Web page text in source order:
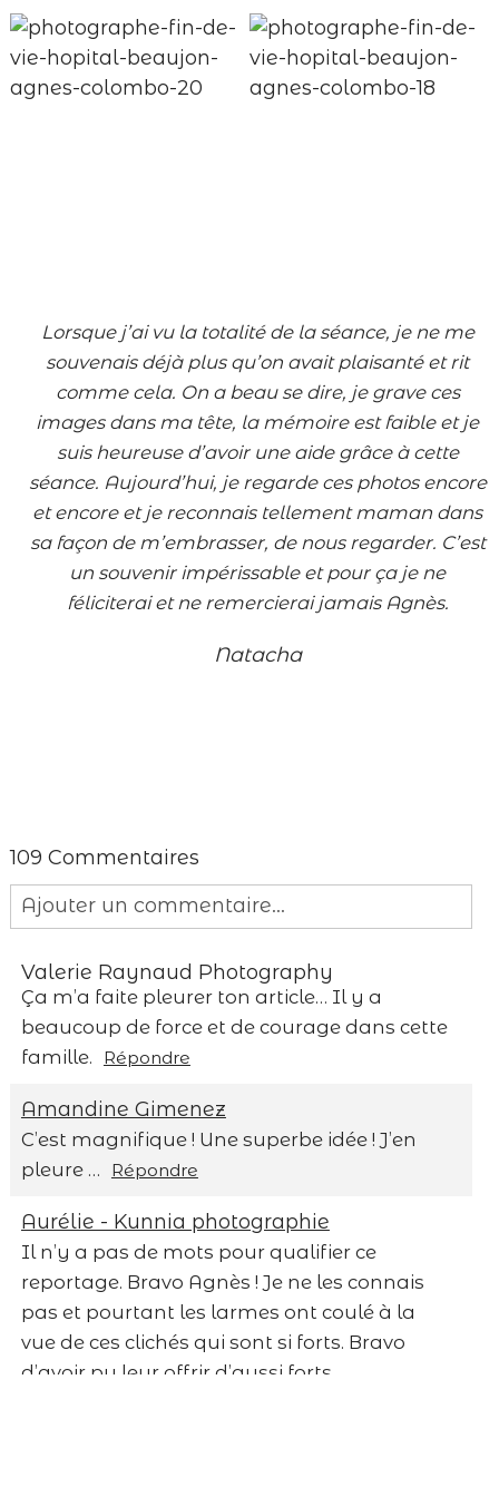
Lorsque j’ai vu la totalité de la séance, je ne me
souvenais déjà plus qu’on avait plaisanté et rit
comme cela. On a beau se dire, je grave ces
images dans ma tête, la mémoire est faible et je
suis heureuse d’avoir une aide grâce à cette
séance. Aujourd’hui, je regarde ces photos encore
et encore et je reconnais tellement maman dans
sa façon de m’embrasser, de nous regarder. C’est
un souvenir impérissable et pour ça je ne
féliciterai et ne remercierai jamais Agnès.
Natacha
109 Commentaires
Ajouter un commentaire...
Your email is
never published or shared.
Required fields are marked *
Save my name, email, and website in this
browser for the next time I comment.
Post Comment
Valerie Raynaud Photography
Ça m’a faite pleurer ton article… Il y a
beaucoup de force et de courage dans cette
famille.
Répondre
Amandine Gimenez
C’est magnifique ! Une superbe idée ! J’en
pleure …
Répondre
Aurélie - Kunnia photographie
Il n’y a pas de mots pour qualifier ce
reportage. Bravo Agnès ! Je ne les connais
pas et pourtant les larmes ont coulé à la
vue de ces clichés qui sont si forts. Bravo
d’avoir pu leur offrir d’aussi forts